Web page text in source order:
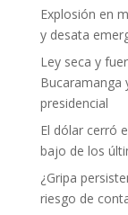
Explosión en
y desata
Ley seca y
Bucaramanga
presidencial
El dólar cerró
bajo de los
¿Gripa
riesgo de